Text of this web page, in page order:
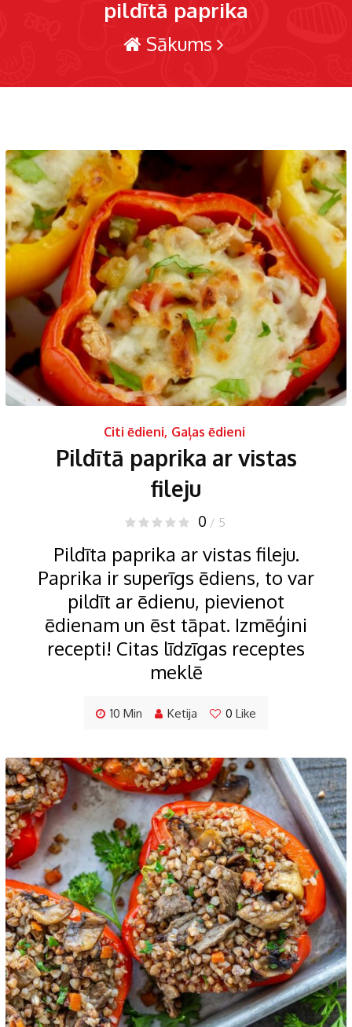
pildītā paprika
Sākums
Citi ēdieni, Gaļas ēdieni
Pildītā paprika ar vistas
fileju
0 / 5
Pildīta paprika ar vistas fileju.
Paprika ir superīgs ēdiens, to var
pildīt ar ēdienu, pievienot
ēdienam un ēst tāpat. Izmēģini
recepti! Citas līdzīgas receptes
meklē
10 Min Ketija 0 Like